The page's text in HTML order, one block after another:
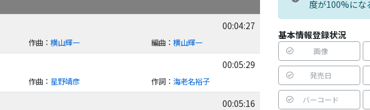
00:04:27
作曲 ：横山輝一 編曲 ：横山輝一
00:05:29
作曲 ： 星野靖彦 作詞 ：海老名裕子
00:05:16
度が100%にな
基本情報登録状況
画像
発売日
バーコード